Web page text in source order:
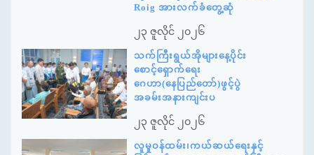
Roig အားလက်ခံတွေ့ဆုံ
၂၃ ဇူလိုင် ၂၀၂၆
သက်ကြီးရွယ်အိုများနေ့ပိုင်း
စောင့်ရှောက်ရေး
ဂေဟာ(နေပြည်တော်)ဖွင့်ပွဲ
အခမ်းအနားကျင်းပ
၂၃ ဇူလိုင် ၂၀၂၆
လူမှုဝန်ထမ်း၊ကယ်ဆယ်ရေးနှင့်